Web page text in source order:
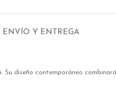
ENVÍO Y ENTREGA
diseño contemporáneo